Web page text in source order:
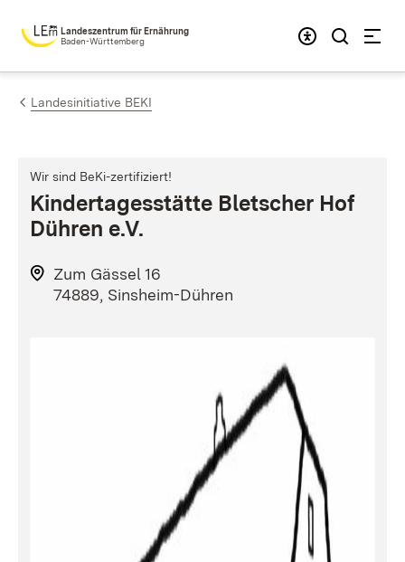
Zum Inhalt springen
Landeszentrum für Ernährung
Baden-Württemberg
Landesinitiative BEKI
Wir sind BeKi-zertifiziert!
Kindertagesstätte Bletscher Hof
Dühren e.V.
Zum Gässel 16
74889, Sinsheim-Dühren